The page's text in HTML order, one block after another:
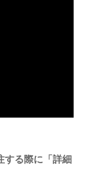
する際に「詳細